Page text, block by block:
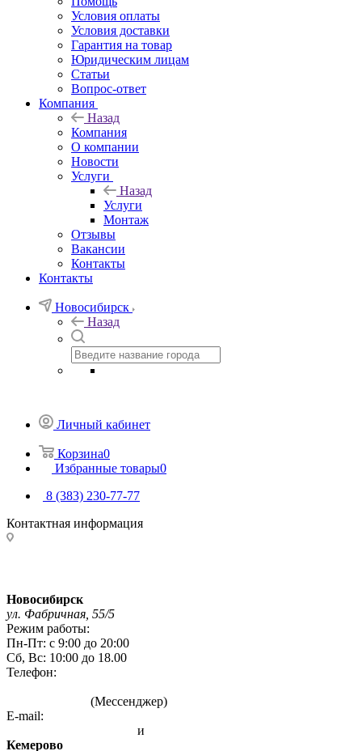
Условия оплаты
Условия доставки
Гарантия на товар
Юридическим лицам
Статьи
Вопрос-ответ
Компания
Назад
Компания
О компании
Новости
Услуги
Назад
Услуги
Монтаж
Отзывы
Вакансии
Контакты
Контакты
Новосибирск
Назад
Личный кабинет
Корзина0
Избранные товары0
8 (383) 230-77-77
Контактная информация
Новосибирск
ул. Фабричная, 55/5
Режим работы:
Пн-Пт: с 9:00 до 20:00
Сб, Вс: 10:00 до 18.00
Телефон:
(Мессенджер)
E-mail:
и
Кемерово